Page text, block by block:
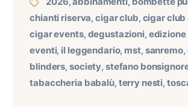
chianti riserva,cigar club, cigar club
cigar events, degustazioni,
eventi, il leggendario, mst, sanremo,
blinders,society, stefano
tabaccheria babalù, terry nesti,